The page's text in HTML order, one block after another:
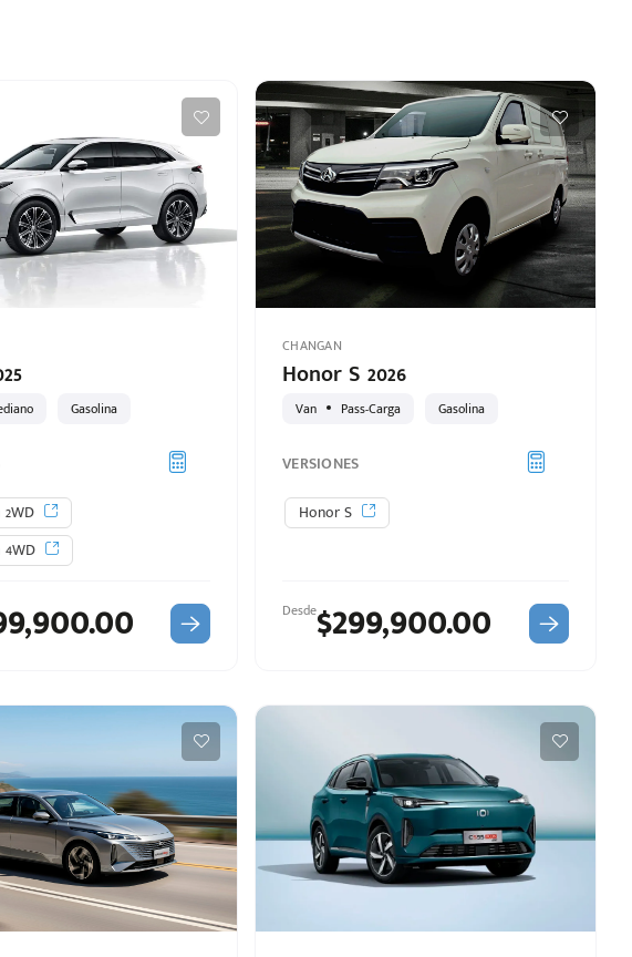
Gasolina
Honor S 2026
CHANGAN
Van Pass-Carga Gasolina
VERSIONES
Honor S
$299,900.00
Desde